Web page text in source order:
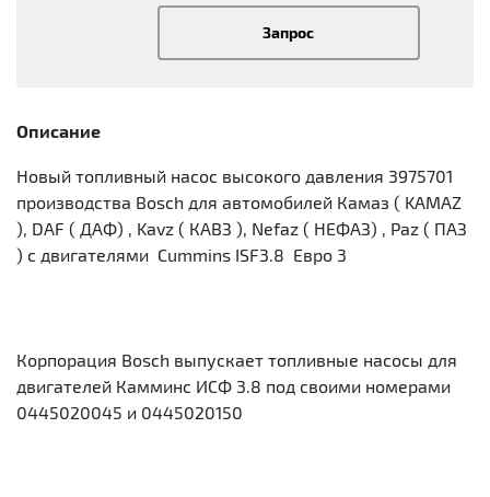
Запрос
Описание
Новый топливный насос высокого давления 3975701
производства Bosch для автомобилей Камаз ( KAMAZ
), DAF ( ДАФ) , Kavz ( КАВЗ ), Nefaz ( НЕФАЗ) , Paz ( ПАЗ
) с двигателями Cummins ISF3.8 Евро 3
Корпорация Bosch выпускает топливные насосы для
двигателей Камминс ИСФ 3.8 под своими номерами
0445020045 и 0445020150